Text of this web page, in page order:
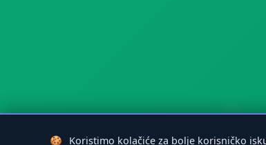
🍪 Koristimo kolačiće za bolje korisničko